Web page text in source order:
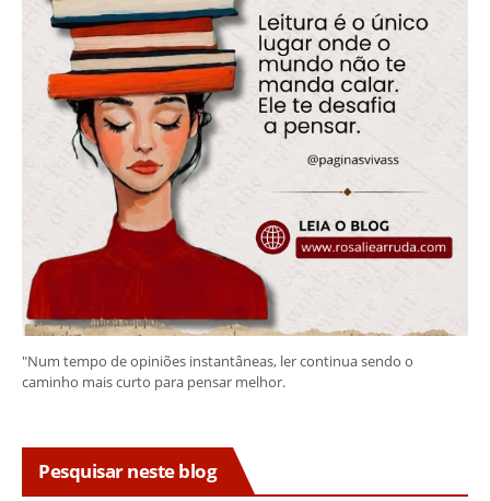
"Num tempo de opiniões instantâneas, ler continua sendo o
caminho mais curto para pensar melhor.
Pesquisar neste blog